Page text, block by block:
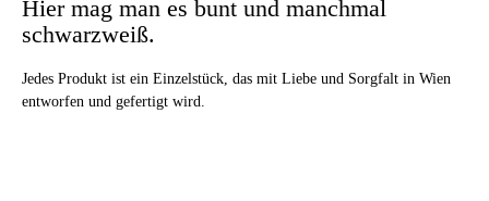
Hier mag man es bunt und manchmal
schwarzweiß.
Jedes Produkt ist ein Einzelstück, das mit Liebe und Sorgfalt in Wien
entworfen und gefertigt wird.